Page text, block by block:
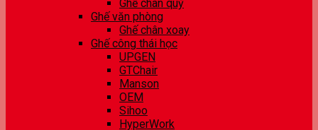
Ghế chân quỳ
Ghế văn phòng
Ghế chân xoay
Ghế công thái học
UPGEN
GTChair
Manson
OEM
Sihoo
HyperWork